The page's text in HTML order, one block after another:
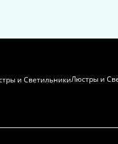
Люстры и